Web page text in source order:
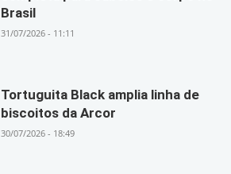
Brasil
31/07/2026 - 11:11
Tortuguita Black amplia linha de
biscoitos da Arcor
30/07/2026 - 18:49